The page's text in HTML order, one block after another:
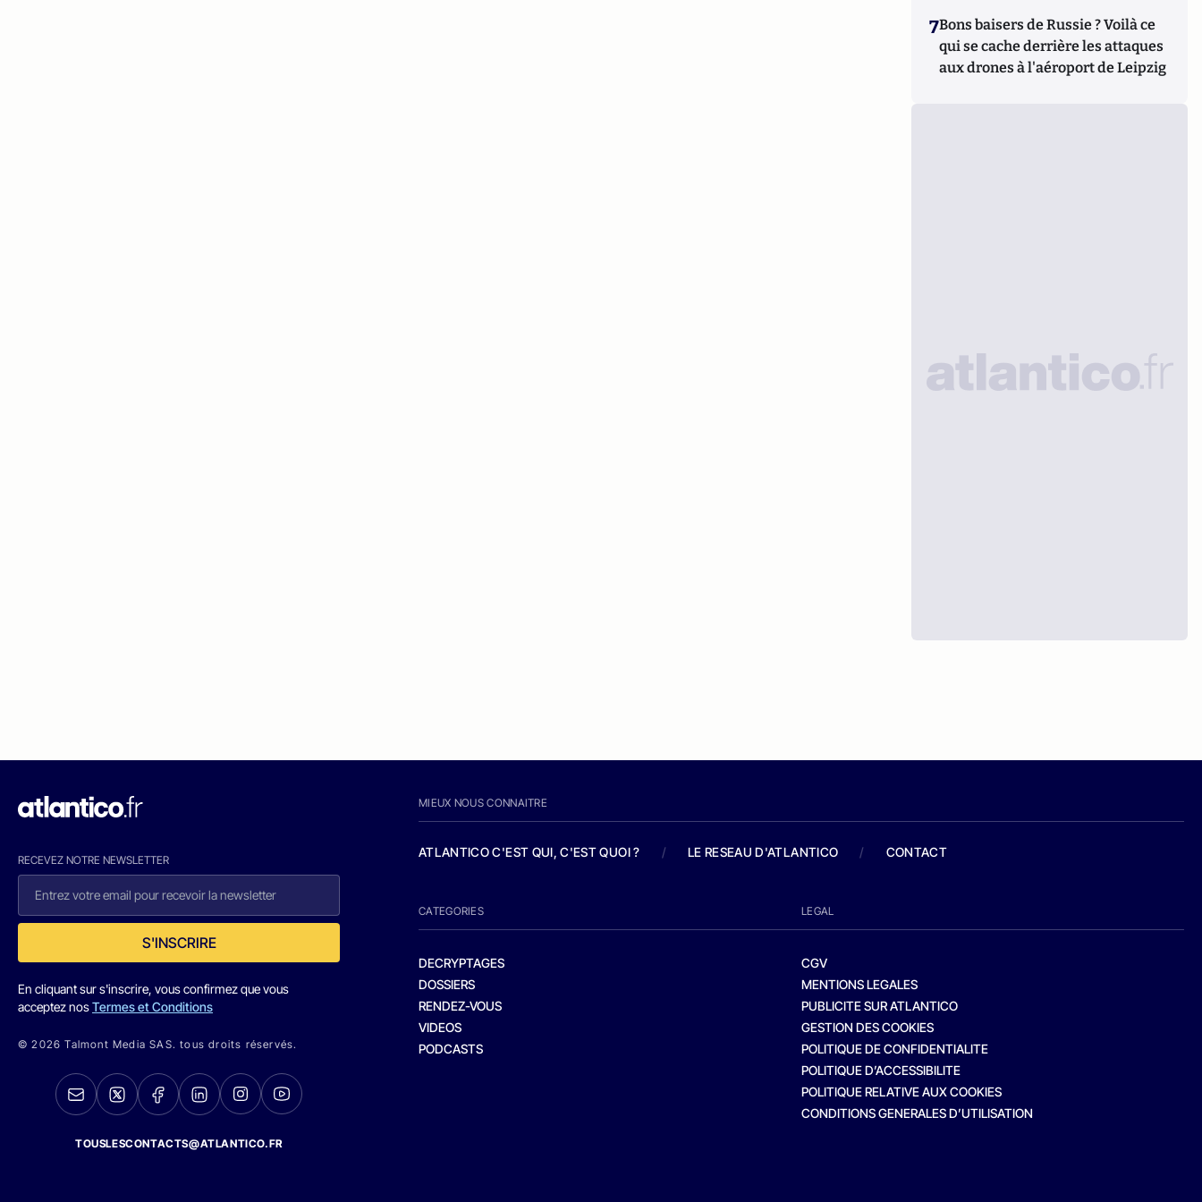
7Bons baisers de Russie ? Voilà ce
qui se cache derrière les attaques
aux drones à l'aéroport de Leipzig
RECEVEZ NOTRE NEWSLETTER
S'INSCRIRE
En cliquant sur s'inscrire, vous confirmez que vous
acceptez nosTermes et Conditions
© 2026 Talmont Media SAS. tous droits réservés.
TOUSLESCONTACTS@ATLANTICO.FR
MIEUX NOUS CONNAITRE
ATLANTICO C'EST QUI, C'EST QUOI ? / LE RESEAU D'ATLANTICO / CONTACT
CATEGORIES
DECRYPTAGES
DOSSIERS
RENDEZ-VOUS
VIDEOS
PODCASTS
LEGAL
CGV
MENTIONS LEGALES
PUBLICITE SUR ATLANTICO
GESTION DES COOKIES
POLITIQUE DE CONFIDENTIALITE
POLITIQUE D’ACCESSIBILITE
POLITIQUE RELATIVE AUX COOKIES
CONDITIONS GENERALES D’UTILISATION